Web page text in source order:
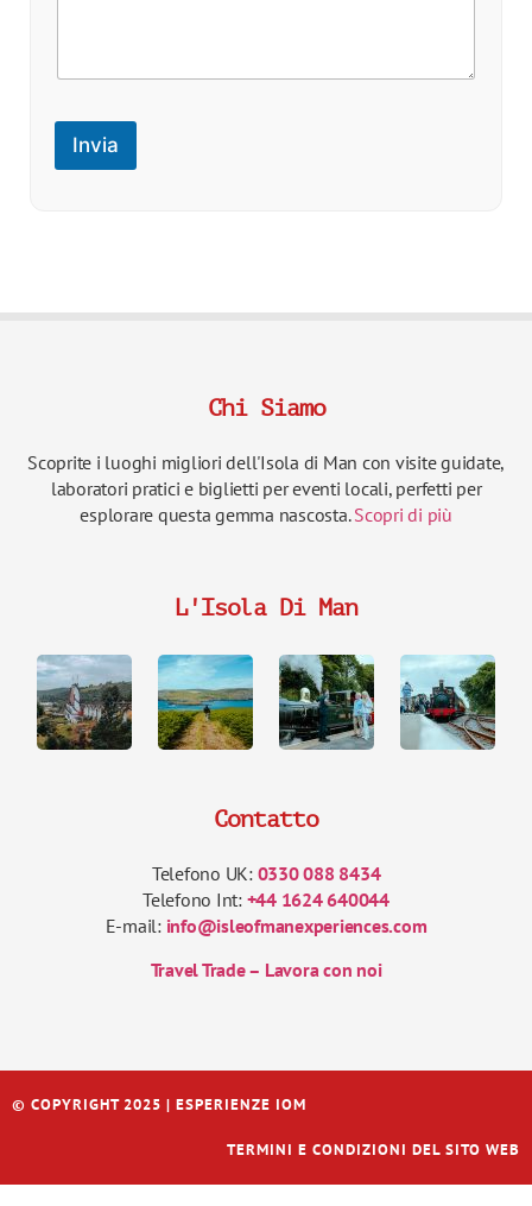
Invia
Chi Siamo
Scoprite i luoghi migliori dell'Isola di Man con visite guidate,
laboratori pratici e biglietti per eventi locali, perfetti per
esplorare questa gemma nascosta.Scopri di più
L'Isola Di Man
Contatto
Telefono UK: 0330 088 8434
Telefono Int: +44 1624 640044
E-mail: info@isleofmanexperiences.com
Travel Trade – Lavora con noi
© COPYRIGHT 2025 | ESPERIENZE IOM
TERMINI E CONDIZIONI DEL SITO WEB